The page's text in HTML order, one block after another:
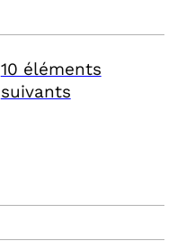
10 éléments
suivants